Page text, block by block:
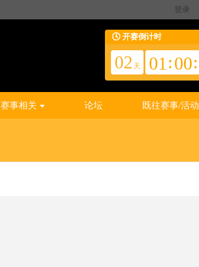
登录
开赛倒计时
02 天 01 :00:
赛事相关 论坛 既往赛事/活动